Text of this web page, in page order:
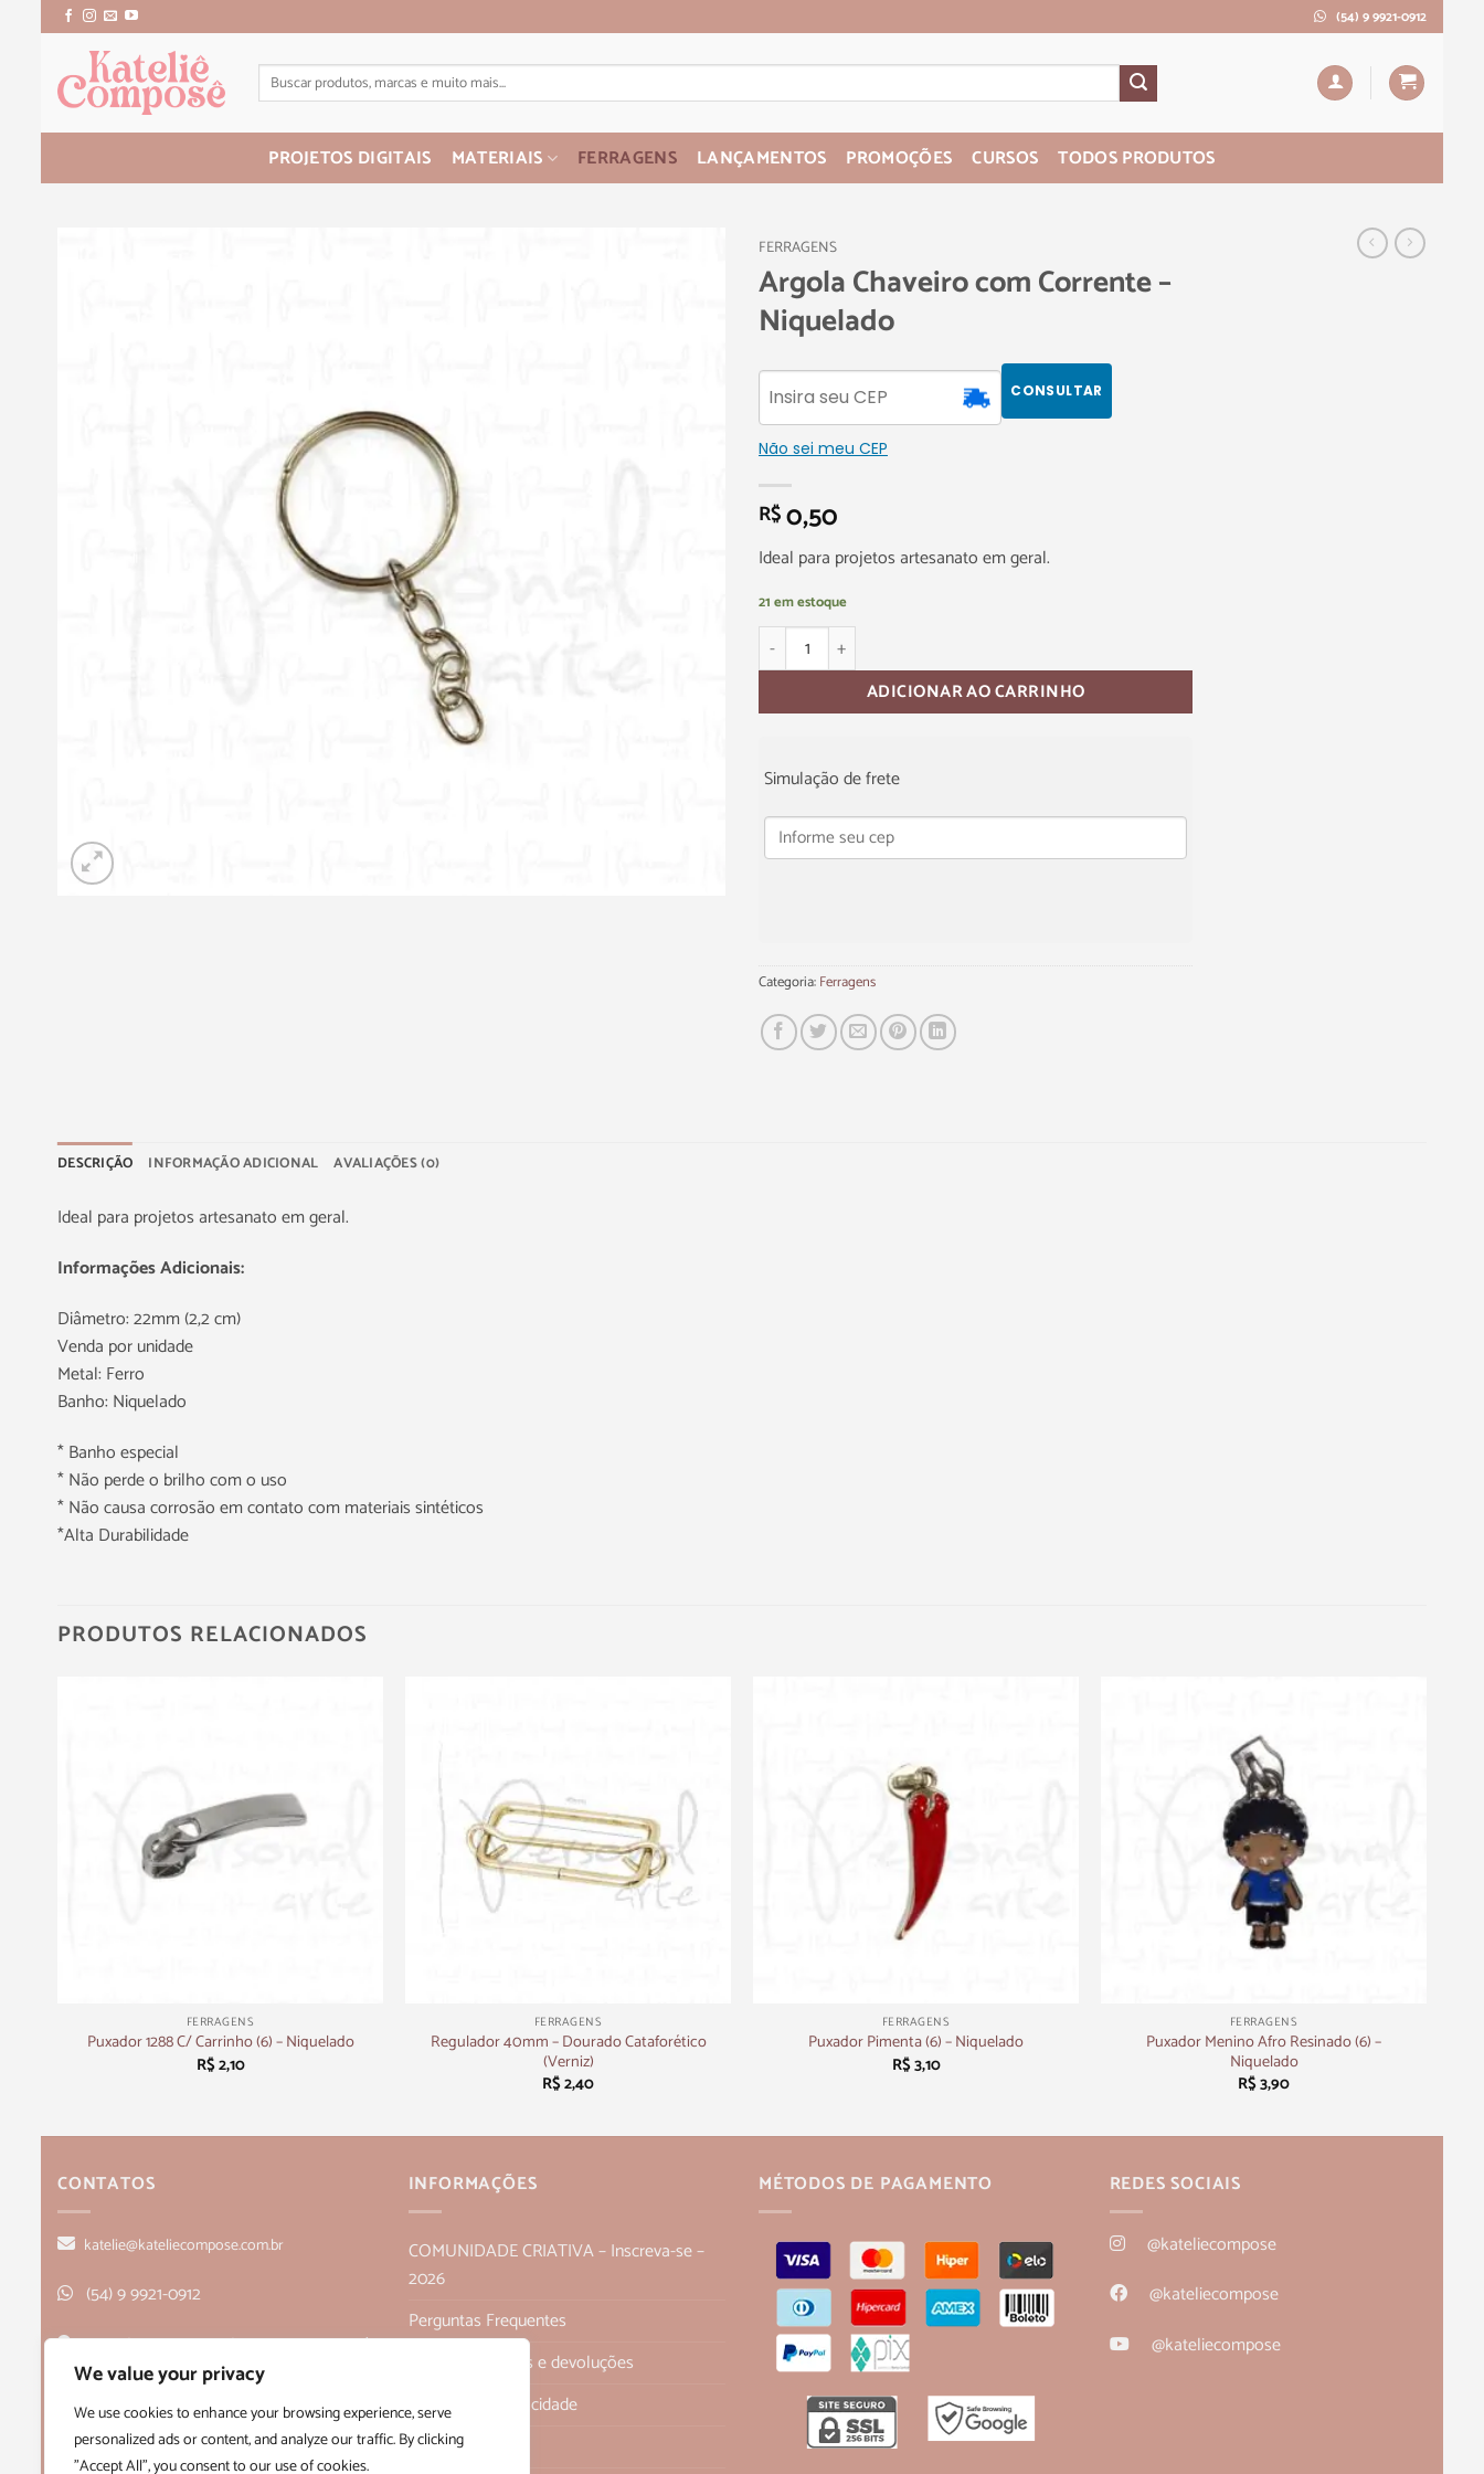
We value your privacy
We use cookies to enhance your browsing experience, serve
personalized ads or content, and analyze our traffic. By clicking
"Accept All", you consent to our use of cookies.
(54) 9 9921-0912
PROJETOS DIGITAIS MATERIAIS FERRAGENS LANÇAMENTOS PROMOÇÕES CURSOS TODOS PRODUTOS
FERRAGENS
Argola Chaveiro com Corrente –
Niquelado
CONSULTAR
Não sei meu CEP
R$0,50
Ideal para projetos artesanato em geral.
21 em estoque
ADICIONAR AO CARRINHO
Simulação de frete
Categoria:Ferragens
DESCRIÇÃO INFORMAÇÃO ADICIONAL AVALIAÇÕES (0)
Ideal para projetos artesanato em geral.
Informações Adicionais:
Diâmetro: 22mm (2,2 cm)
Venda por unidade
Metal: Ferro
Banho: Niquelado
* Banho especial
* Não perde o brilho com o uso
* Não causa corrosão em contato com materiais sintéticos
*Alta Durabilidade
PRODUTOS RELACIONADOS
FERRAGENS
Puxador 1288 C/ Carrinho (6) – Niquelado
R$2,10
FERRAGENS
Regulador 40mm – Dourado Cataforético
(Verniz)
R$2,40
FERRAGENS
Puxador Pimenta (6) – Niquelado
R$3,10
FERRAGENS
Puxador Menino Afro Resinado (6) –
Niquelado
R$3,90
CONTATOS
katelie@kateliecompose.com.br
(54) 9 9921-0912
Rua Alagoas, 166, sala 1, Bairro Humaitá
- Bento Gonçalves, RS CEP 95705-026
INFORMAÇÕES
COMUNIDADE CRIATIVA – Inscreva-se –
2026
Perguntas Frequentes
Política de trocas e devoluções
Políticas de Privacidade
Quem Somos
MÉTODOS DE PAGAMENTO REDES SOCIAIS
@kateliecompose
@kateliecompose
@kateliecompose